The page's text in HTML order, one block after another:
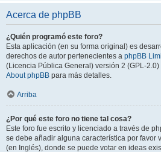
Acerca de phpBB
¿Quién programó este foro?
Esta aplicación (en su forma original) es
derechos de autor pertenecientes a phpBB
(Licencia Pública General) versión 2 (GPL-
About phpBB para más detalles.
Arriba
¿Por qué este foro no tiene tal cosa?
Este foro fue escrito y licenciado a través de
se debe añadir alguna característica por favor
(en Inglés), donde se puede votar en ideas